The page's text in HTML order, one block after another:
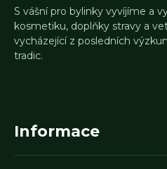
S vášní pro bylinky vyvíjíme a
kosmetiku, doplňky stravy a
vycházející z posledních
tradic.
Informace